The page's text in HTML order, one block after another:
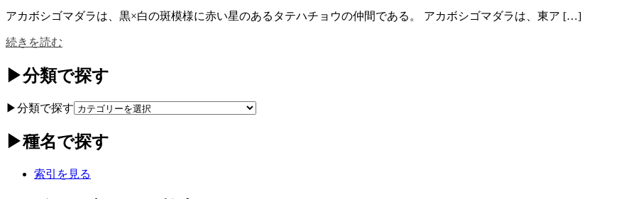
アカボシゴマダラは、黒×白の斑模様に赤い星のあるタテハチョウの仲間である。 アカボシゴマダラは、東ア […]
続きを読む
▶分類で探す
▶分類で探す
▶種名で探す
索引を見る